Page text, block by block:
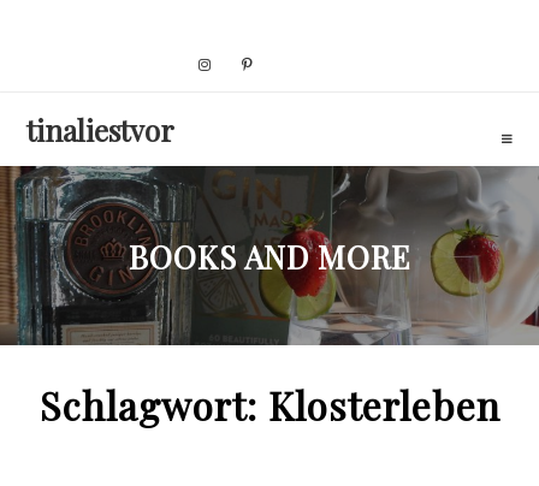
tinaliestvor
BOOKS AND MORE
Schlagwort: Klosterleben